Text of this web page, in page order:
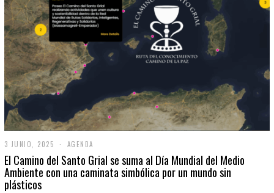
3 JUNIO, 2025
J
U
N
AGENDA
El Camino del Santo Grial se suma al Día Mundial del Medio
Ambiente con una caminata simbólica por un mundo sin
plásticos